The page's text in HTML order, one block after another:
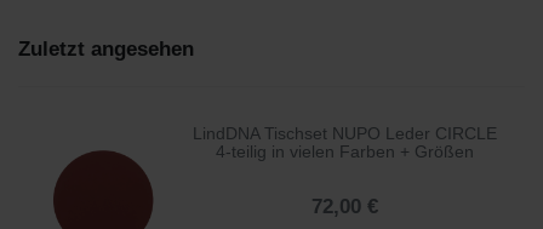
Zuletzt angesehen
LindDNA Tischset NUPO Leder CIRCLE
4-teilig in vielen Farben + Größen
72,00 €